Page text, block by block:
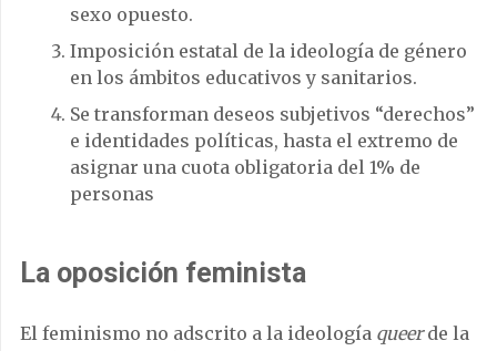
sexo opuesto.
Imposición estatal de la ideología de género
en los ámbitos educativos y sanitarios.
Se transforman deseos subjetivos “derechos”
e identidades políticas, hasta el extremo de
asignar una cuota obligatoria del 1% de
personas
La oposición feminista
El feminismo no adscrito a la ideología queerde la